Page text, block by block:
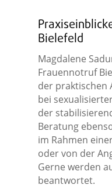
Bielefeld
Magdalene
Frauennotruf
der praktischen
bei
der
Beratung
im Rahmen
oder von der
Gerne werden
beantwortet.